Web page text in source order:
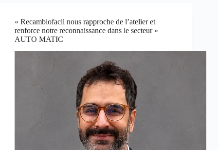
« Recambiofacil nous rapproche de l’atelier et
renforce notre reconnaissance dans le secteur »
AUTO MATIC